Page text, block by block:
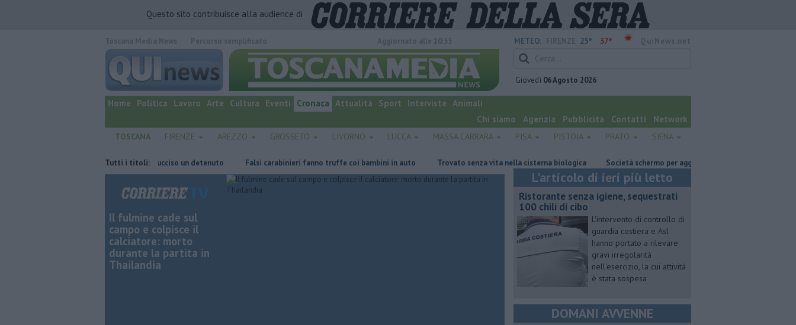
Questo sito contribuisce alla audience di
quotidiano online.
METEO: 25° 37°
Giovedì 06 Agosto 2026
Home Politica Lavoro Arte Cultura Eventi Cronaca Attualità Sport Interviste Animali
Chi siamo
Agenzia Pubblicità Contatti Network
TOSCANA FIRENZE AREZZO GROSSETO LIVORNO LUCCA MASSA CARRARA PISA PISTOIA PRATO SIENA
Tutti i titoli:
Omicidio in carcere, ucciso un detenuto Falsi carabinieri fanno truffe coi bambini in auto Trovato senza vita nella cisterna biologica Società schermo per aggirare il Fisco
Il fulmine cade sul
campo e colpisce il
calciatore: morto
durante la partita in
Thailandia
L'articolo di ieri più letto
Ristorante senza igiene, sequestrati
100 chili di cibo
L'intervento di controllo di
guardia costiera e Asl
hanno portato a rilevare
gravi irregolarità
nell'esercizio, la cui attività
è stata sospesa
DOMANI AVVENNE